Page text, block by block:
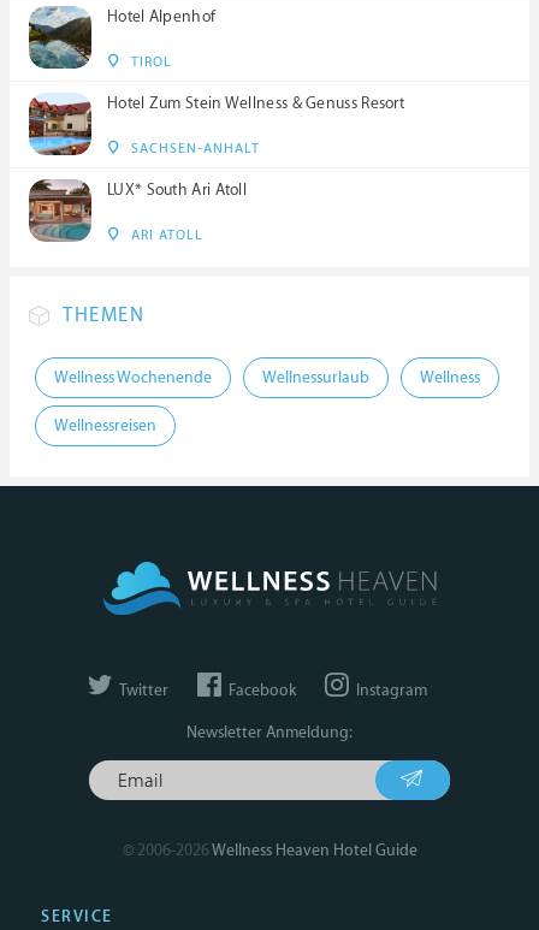
Hotel Alpenhof
TIROL
Hotel Zum Stein Wellness & Genuss Resort
SACHSEN-ANHALT
LUX* South Ari Atoll
ARI ATOLL
THEMEN
Wellness Wochenende Wellnessurlaub Wellness
Wellnessreisen
Twitter Facebook Instagram
Newsletter Anmeldung:
© 2006-2026Wellness Heaven Hotel Guide
SERVICE